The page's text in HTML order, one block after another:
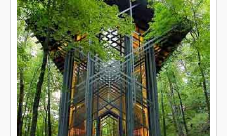
ساخت و ساز
مصالح ساختمانی
سازه پیش ساخته
سنگ ساختمانی
عایق ساختمان
سرویس بهداشتی
پله,نرده,حفاظ
برقی,روشنایی,ایمنی